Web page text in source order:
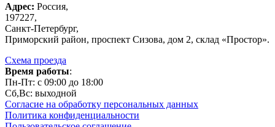
Адрес: Россия,
197227,
Санкт-Петербург,
Приморский район, проспект Сизова, дом 2, склад «Простор».
Схема проезда
Время работы:
Пн-Пт: c 09:00 до 18:00
Сб,Вc: выходной
Согласие на обработку персональных данных
Политика конфиденциальности